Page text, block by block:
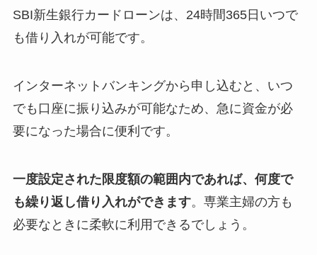
SBI新生銀行カードローンは、24時間365日いつで
も借り入れが可能です。
インターネットバンキングから申し込むと、いつ
でも口座に振り込みが可能なため、急に資金が必
要になった場合に便利です。
一度設定された限度額の範囲内であれば、何度で
も繰り返し借り入れができます。専業主婦の方も
必要なときに柔軟に利用できるでしょう。